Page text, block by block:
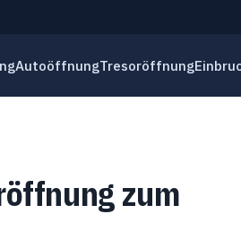
AutoöffnungTresoröffnung
zum